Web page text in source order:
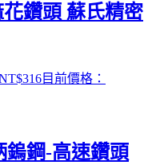
花鑽頭 蘇氏精密
316目前價格：
鎢鋼-高速鑽頭